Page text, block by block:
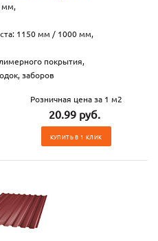
мм,
1150 мм / 1000 мм,
покрытия,
заборов
Розничная цена за 1 м2
20.99 руб.
КУПИТЬ В 1 КЛИК